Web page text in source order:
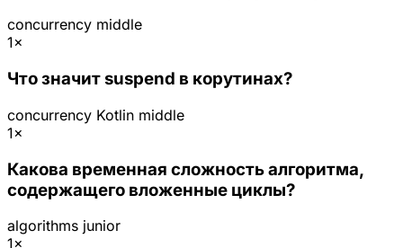
concurrency middle
1×
Что значит suspend в корутинах?
concurrency Kotlin middle
1×
Какова временная сложность алгоритма,
содержащего вложенные циклы?
algorithms junior
1×